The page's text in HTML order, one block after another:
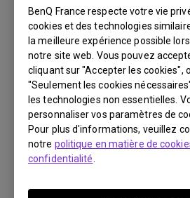
BenQ France respecte votre vie
cookies et des technologies
la meilleure expérience possible
notre site web. Vous pouvez
cliquant sur "Accepter les cookies",
"Seulement les cookies
les technologies non essentielles.
personnaliser vos paramètres de
Pour plus d'informations, veuillez
notre politique en matière de
confidentialité
MW721
BenQ Part Number:
€ 191
Acheter sur BenQ
You Can Also Buy
Find Stores